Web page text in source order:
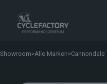
Showroom>Alle Marken>Cannondale